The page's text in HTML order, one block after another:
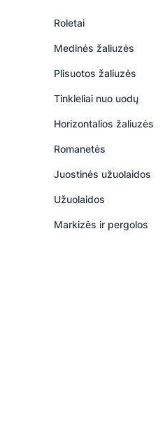
Roletai
Medinės žaliuzės
Plisuotos žaliuzės
Tinkleliai nuo uodų
Horizontalios žaliuzės
Romanetės
Juostinės užuolaidos
Užuolaidos
Markizės ir pergolos